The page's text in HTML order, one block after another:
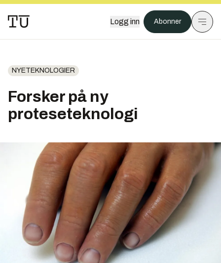
Logg inn Abonner
NYETEKNOLOGIER
Forsker på ny
proteseteknologi